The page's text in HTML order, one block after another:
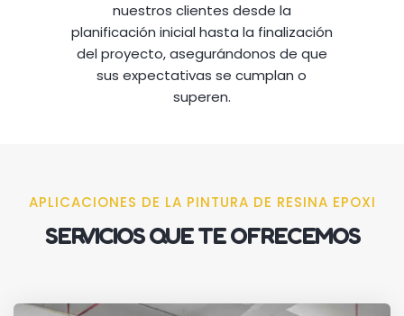
nuestros clientes desde la
planificación inicial hasta la finalización
del proyecto, asegurándonos de que
sus expectativas se cumplan o
superen.
APLICACIONES DE LA PINTURA DE RESINA EPOXI
SERVICIOS QUE TE OFRECEMOS